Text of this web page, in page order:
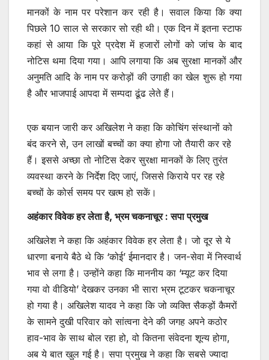
मानकों के नाम पर परेशान कर रही है। सवाल किया कि क्या
पिछले 10 साल से सरकार सो रही थी। एक दिन में इतना स्टाफ
कहां से आया कि पूरे प्रदेश में हजारों लोगों को जांच के बाद
नोटिस थमा दिया गया। आपि लगाया कि अब सुरक्षा मानकों और
अनुमति आदि के नाम पर करोड़ों की उगाही का खेल शुरू हो गया
है और भाजपाई आपदा में सम्पदा ढूंढ लेते हैं।
एक बयान जारी कर अखिलेश ने कहा कि कोचिंग संस्थानों को
बंद करने से, उन लाखों बच्चों का क्या होगा जो तैयारी कर रहे
हैं। इससे अच्छा तो नोटिस देकर सुरक्षा मानकों के लिए तुरंत
व्यवस्था करने के निर्देश दिए जाएं, जिससे किराये पर रह रहे
बच्चों के कोर्स समय पर खत्म हो सकें।
अहंकार विवेक हर लेता है, भ्रम चकनाचूर : सपा प्रमुख
अखिलेश ने कहा कि अहंकार विवेक हर लेता है। जो दूर से ये
धारणा बनाये बैठे थे कि ‘कोई’ ईमानदार है। जन-सेवा में निस्वार्थ
भाव से लगा है। उन्होंने कहा कि माननीय का ‘म्यूट कर दिया
गया वो वीडियो’ देखकर उनका भी सारा भ्रम टूटकर चकनाचूर
हो गया है। अखिलेश यादव ने कहा कि जो व्यक्ति सैकड़ों कैमरों
के सामने दुखी परिवार को सांत्वना देने की जगह अपने कठोर
हाव-भाव के साथ बोल रहा हो, वो कितना संवेदना शून्य होगा,
अब ये बात खुल गई है। सपा प्रमुख ने कहा कि सबसे ज्यादा